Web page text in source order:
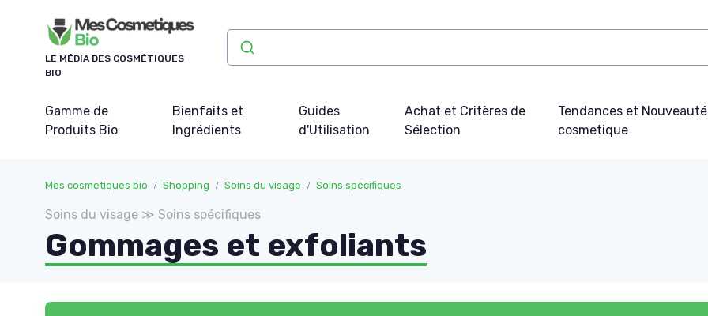
LE MÉDIA DES COSMÉTIQUES
BIO
Gamme de
Produits Bio
Bienfaits et
Ingrédients
Guides
d'Utilisation
Achat et Critères de
Sélection
Tendances et
cosmetique
Mes cosmetiques bio Shopping Soins du visage Soins spécifiques
Soins du visage ≫ Soins spécifiques
Gommages et exfoliants